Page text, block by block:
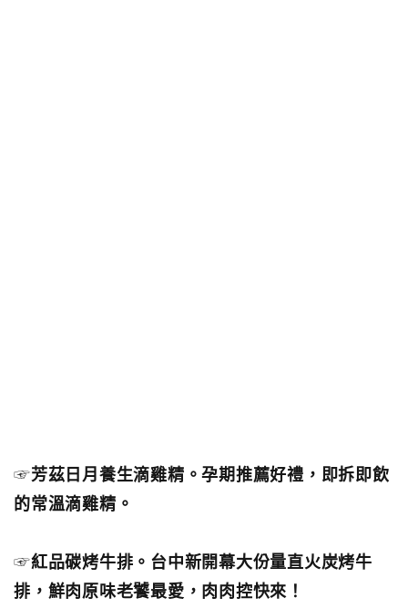
☞芳茲日月養生滴雞精。孕期推薦好禮，即拆即飲
的常溫滴雞精。
☞紅品碳烤牛排。台中新開幕大份量直火炭烤牛
排，鮮肉原味老饕最愛，肉肉控快來！